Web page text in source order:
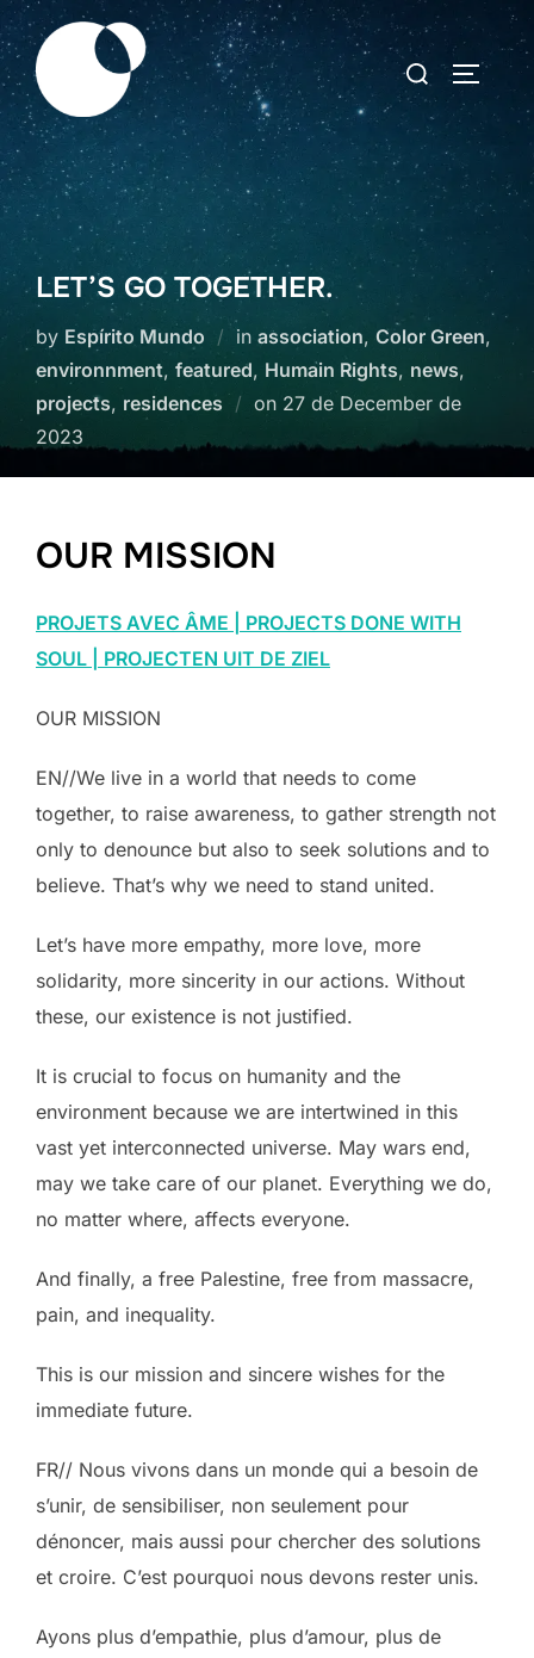
Skip
to
content
Search
for:
LET’S GO TOGETHER.
by Espírito Mundo in association, Color Green,
environnment, featured, Humain Rights, news,
projects, residences on Posted
27 de December de
2023
OUR MISSION
PROJETS AVEC ÂME | PROJECTS DONE WITH
SOUL | PROJECTEN UIT DE ZIEL
OUR MISSION
EN//We live in a world that needs to come
together, to raise awareness, to gather strength not
only to denounce but also to seek solutions and to
believe. That’s why we need to stand united.
Let’s have more empathy, more love, more
solidarity, more sincerity in our actions. Without
these, our existence is not justified.
It is crucial to focus on humanity and the
environment because we are intertwined in this
vast yet interconnected universe. May wars end,
may we take care of our planet. Everything we do,
no matter where, affects everyone.
And finally, a free Palestine, free from massacre,
pain, and inequality.
This is our mission and sincere wishes for the
immediate future.
FR// Nous vivons dans un monde qui a besoin de
s’unir, de sensibiliser, non seulement pour
dénoncer, mais aussi pour chercher des solutions
et croire. C’est pourquoi nous devons rester unis.
Ayons plus d’empathie, plus d’amour, plus de